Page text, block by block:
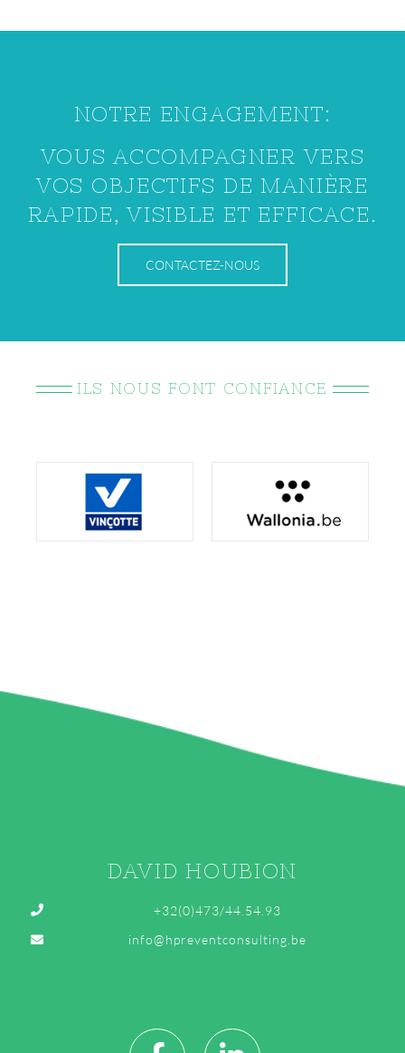
NOTRE ENGAGEMENT:
VOUS ACCOMPAGNER VERS
VOS OBJECTIFS DE MANIÈRE
RAPIDE, VISIBLE ET EFFICACE.
CONTACTEZ-NOUS
ILS NOUS FONT CONFIANCE
DAVID HOUBION
+32(0)473/44.54.93
info@hpreventconsulting.be